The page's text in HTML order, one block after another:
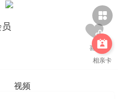


相亲卡
视频